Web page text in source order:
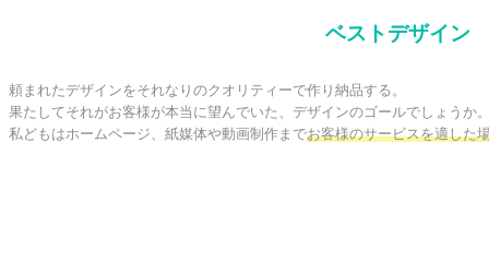
ベストデザイン
頼まれたデザインをそれなりのクオリティーで作り納品する。
果たしてそれがお客様が本当に望んでいた、デザインのゴールでしょうか
私どもはホームページ、紙媒体や動画制作までお客様のサービスを適した